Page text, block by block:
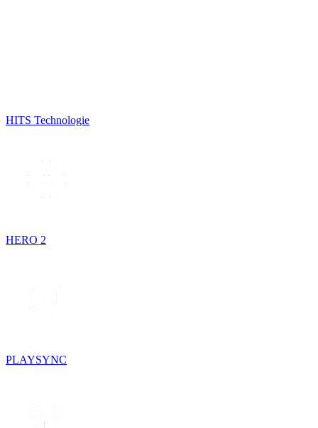
HITS Technologie
HERO 2
PLAYSYNC